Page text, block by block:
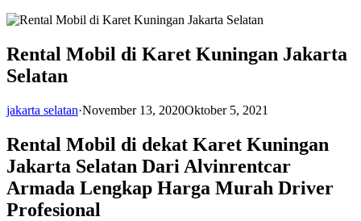
Rental Mobil di Karet Kuningan Jakarta
Selatan
jakarta selatan·November 13, 2020Oktober 5, 2021
Rental Mobil di dekat Karet Kuningan
Jakarta Selatan Dari Alvinrentcar
Armada Lengkap Harga Murah Driver
Profesional